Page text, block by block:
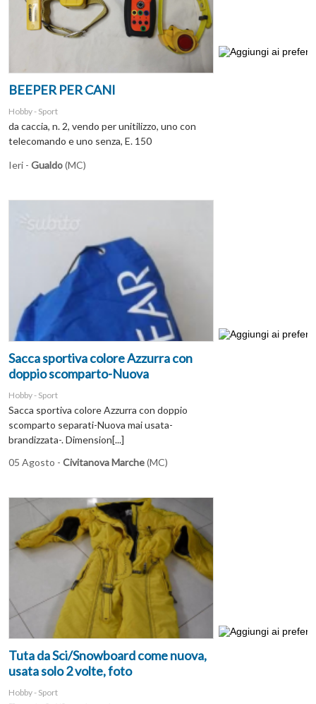
BEEPER PER CANI
Hobby - Sport
da caccia, n. 2, vendo per unitilizzo, uno con
telecomando e uno senza, E. 150
Ieri - Gualdo(MC)
Sacca sportiva colore Azzurra con
doppio scomparto-Nuova
Hobby - Sport
Sacca sportiva colore Azzurra con doppio
scomparto separati-Nuova mai usata-
brandizzata-. Dimension[...]
05 Agosto - Civitanova Marche(MC)
Tuta da Sci/Snowboard come nuova,
usata solo 2 volte, foto
Hobby - Sport